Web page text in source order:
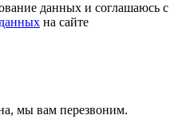
данных и соглашаюсь с
на сайте
мы вам перезвоним.